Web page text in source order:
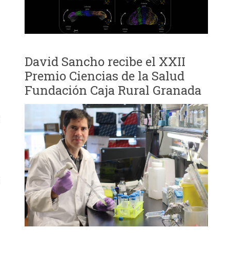
David Sancho recibe el XXII
Premio Ciencias de la Salud
Fundación Caja Rural Granada